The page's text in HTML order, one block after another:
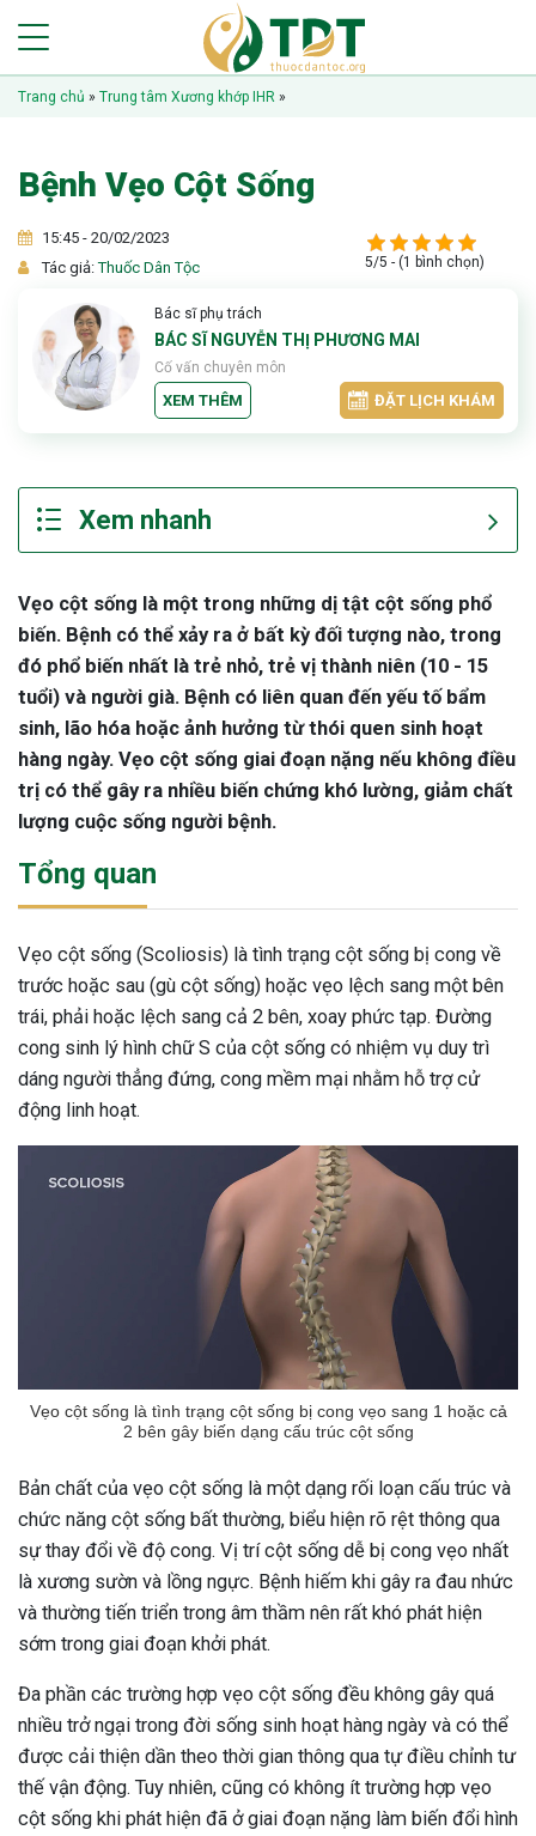
Trang chủ » Trung tâm Xương khớp IHR »
Bệnh Vẹo Cột Sống
15:45 - 20/02/2023
Tác giả:Thuốc Dân Tộc 5/5 - (1 bình chọn)
Bác sĩ phụ trách
BÁC SĨ NGUYỄN THỊ PHƯƠNG MAI
Cố vấn chuyên môn
XEM THÊM ĐẶT LỊCH KHÁM
Vẹo cột sống là một trong những dị tật cột sống phổ
biến. Bệnh có thể xảy ra ở bất kỳ đối tượng nào, trong
đó phổ biến nhất là trẻ nhỏ, trẻ vị thành niên (10 - 15
tuổi) và người già. Bệnh có liên quan đến yếu tố bẩm
sinh, lão hóa hoặc ảnh hưởng từ thói quen sinh hoạt
hàng ngày. Vẹo cột sống giai đoạn nặng nếu không điều
trị có thể gây ra nhiều biến chứng khó lường, giảm chất
lượng cuộc sống người bệnh.
Tổng quan
Vẹo cột sống (Scoliosis) là tình trạng cột sống bị cong về
trước hoặc sau (gù cột sống) hoặc vẹo lệch sang một bên
trái, phải hoặc lệch sang cả 2 bên, xoay phức tạp. Đường
cong sinh lý hình chữ S của cột sống có nhiệm vụ duy trì
dáng người thẳng đứng, cong mềm mại nhằm hỗ trợ cử
động linh hoạt.
Vẹo cột sống là tình trạng cột sống bị cong vẹo sang 1 hoặc cả
2 bên gây biến dạng cấu trúc cột sống
Bản chất của vẹo cột sống là một dạng rối loạn cấu trúc và
chức năng cột sống bất thường, biểu hiện rõ rệt thông qua
sự thay đổi về độ cong. Vị trí cột sống dễ bị cong vẹo nhất
là xương sườn và lồng ngực. Bệnh hiếm khi gây ra đau nhức
và thường tiến triển trong âm thầm nên rất khó phát hiện
sớm trong giai đoạn khởi phát.
Đa phần các trường hợp vẹo cột sống đều không gây quá
nhiều trở ngại trong đời sống sinh hoạt hàng ngày và có thể
được cải thiện dần theo thời gian thông qua tự điều chỉnh tư
thế vận động. Tuy nhiên, cũng có không ít trường hợp vẹo
cột sống khi phát hiện đã ở giai đoạn nặng làm biến đổi hình